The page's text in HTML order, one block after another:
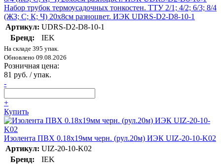
Набор трубок термоусадочных тонкостен. ТТУ 2/1; 4/2; 6/3; 8/4
(ЖЗ; С; К; Ч) 20х8см разноцвет. ИЭК UDRS-D2-D8-10-1
Артикул: UDRS-D2-D8-10-1
Бренд:
IEK
На складе 395 упак.
Обновлено 09.08.2026
Розничная цена:
81 руб. / упак.
-
+
Купить
Изолента ПВХ 0.18х19мм черн. (рул.20м) ИЭК UIZ-20-10-K02
Артикул: UIZ-20-10-K02
Бренд:
IEK